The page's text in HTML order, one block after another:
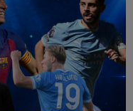
despre
Când...
cu Folha". CFR
clubul și